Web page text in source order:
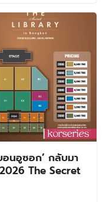
อนอูซอก’ กลับมา
The Secret